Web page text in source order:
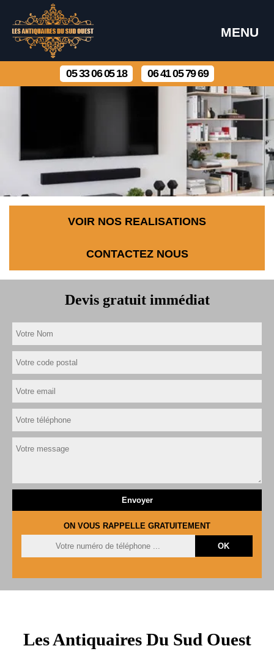
MENU
05 33 06 05 18 06 41 05 79 69
VOIR NOS REALISATIONS
CONTACTEZ NOUS
Devis gratuit immédiat
ON VOUS RAPPELLE GRATUITEMENT
Les Antiquaires Du Sud Ouest